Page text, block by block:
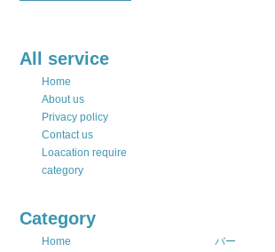
All service
Home
About us
Privacy policy
Contact us
Loacation require
category
Category
Home
バー